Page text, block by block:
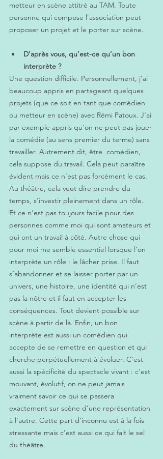
metteur en scène attitré au TAM. Toute
personne qui compose l’association peut
proposer un projet et le porter sur scène.
D’après vous, qu’est-ce qu’un bon
interprète ?
Une question difficile. Personnellement, j’ai
beaucoup appris en partageant quelques
projets (que ce soit en tant que comédien
ou metteur en scène) avec Rémi Patoux. J’ai
par exemple appris qu’on ne peut pas jouer
la comédie (au sens premier du terme) sans
travailler. Autrement dit, être  comédien,
cela suppose du travail. Cela peut paraître
évident mais ce n’est pas forcément le cas.
Au théâtre, cela veut dire prendre du
temps, s’investir pleinement dans un rôle.
Et ce n’est pas toujours facile pour des
personnes comme moi qui sont amateurs et
qui ont un travail à côté. Autre chose qui
pour moi me semble essentiel lorsque l’on
interprète un rôle : le lâcher prise. Il faut
s’abandonner et se laisser porter par un
univers, une histoire, une identité qui n’est
pas la nôtre et il faut en accepter les
conséquences. Tout devient possible sur
scène à partir de là. Enfin, un bon
interprète est aussi un comédien qui
accepte de se remettre en question et qui
cherche perpétuellement à évoluer. C’est
aussi la spécificité du spectacle vivant : c’est
mouvant, évolutif, on ne peut jamais
vraiment savoir ce qui se passera
exactement sur scène d’une représentation
à l’autre. Cette part d’inconnu est à la fois
stressante mais c’est aussi ce qui fait le sel
du théâtre.